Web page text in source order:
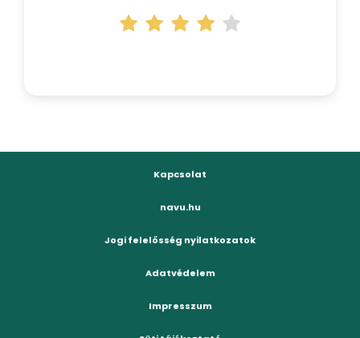
Kapcsolat
navu.hu
Jogi felelősség nyilatkozatok
Adatvédelem
Impresszum